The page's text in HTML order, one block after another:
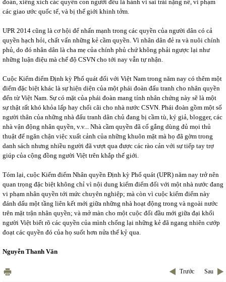
đoán, xiềng xích các quyền con người đều là hành vi sai trái nặng nề, vi phạm
các giao ước quốc tế, và bị thế giới khinh tởm.
UPR 2014 cũng là cơ hội để nhấn mạnh trong các quyền của người dân có cả
quyền hạch hỏi, chất vấn những kẻ cầm quyền. Vì nhân dân đẻ ra và nuôi chính
phủ, do đó nhân dân là cha mẹ của chính phủ chứ không phải ngược lại như
những luận điệu mà chế độ CSVN cho tới nay vẫn tự nhận.
Cuộc Kiểm điểm Định kỳ Phổ quát đối với Việt Nam trong năm nay có thêm một
điểm đặc biệt khác là sự hiện diện của một phái đoàn đấu tranh cho nhân quyền
đến từ Việt Nam. Sự có mặt của phái đoàn mang tính nhân chứng này sẽ là một
sự thật rất khó khỏa lấp hay chối cãi cho nhà nước CSVN. Phái đoàn gồm một số
người thân của những nhà đấu tranh dân chủ đang bị cầm tù, ký giả, blogger, các
nhà vận động nhân quyền, v.v... Nhà cầm quyền đã cố gắng dùng đủ mọi thủ
thuật để ngăn chận việc xuất cảnh của những khuôn mặt mà họ đã gờm trong
danh sách nhưng nhiều người đã vượt qua được các rào cản với sự tiếp tay trợ
giúp của cộng đồng người Việt trên khắp thế giới.
Tóm lại, cuộc Kiểm điểm Nhân quyền Định kỳ Phổ quát (UPR) năm nay trở nên
quan trọng đặc biệt không chỉ vì nội dung kiểm điểm đối với một nhà nước đang
vi phạm nhân quyền tới mức chuyên nghiệp; mà còn vì cuộc kiểm điểm này
đánh dấu một tầng liên kết mới giữa những nhà hoạt động trong và ngoài nước
trên mặt trận nhân quyền; và mở màn cho một cuộc đối đầu mới giữa đại khối
người Việt biết rõ các quyền của mình chống lại những kẻ đã ngang nhiên cướp
đoạt các quyền đó của họ suốt hơn nửa thế kỷ qua.
Nguyễn Thanh Văn
Trước Sau